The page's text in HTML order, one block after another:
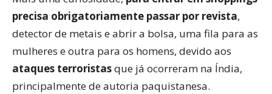
precisa obrigatoriamente passar por revista,
detector de metais e abrir a bolsa, uma fila para as
mulheres e outra para os homens, devido aos
ataques terroristasque já ocorreram na Índia,
principalmente de autoria paquistanesa.